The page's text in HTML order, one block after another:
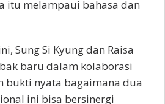
itu melampaui bahasa dan
Sung Si Kyung dan Raisa
baru dalam kolaborasi
bukti nyata bagaimana dua
ini bisa bersinergi